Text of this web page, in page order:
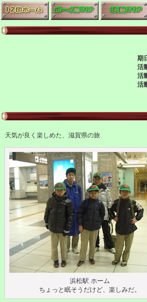
期
活
活
天気が良く楽しめた、滋賀県の旅
浜松駅 ホーム
ちょっと眠そうだけど、楽しみだ。